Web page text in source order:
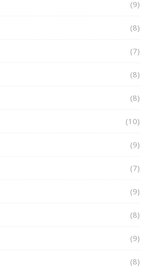
(9)
(8)
(7)
(8)
(8)
(10)
(9)
(7)
(9)
(8)
(9)
(8)